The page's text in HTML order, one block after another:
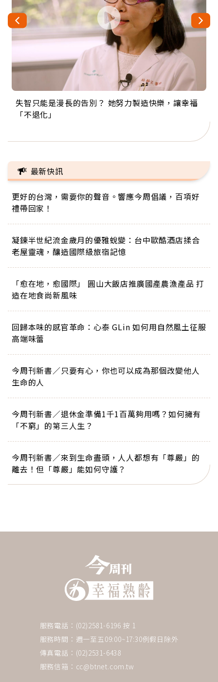
失智只能是漫長的告別？ 她努力製造快樂，讓幸福
「不退化」
來自剛果的巧克力神父 為台灣奉獻36年 「台灣是我
的家，我連作夢都講台語！」
63歲卸矽谷副總、搬回台灣找快樂！「蛋黃哥小
丑」走進安養院，逗樂上萬爺奶：退休後才開始真
104歲打破金氏世界紀錄 成為全球最年長羽球選
手，分享長壽的秘密原來是「這個」
事業巔峰他選擇追夢…黑手阿伯拉小提琴還登上小
巨蛋！連CNN都大讚！
最新快訊
更好的台灣，需要你的聲音。響應今周倡議，百項好
禮帶回家！
凝鍊半世紀流金歲月的優雅蛻變：台中歐酷酒店揉合
老屋靈魂，釀造國際級旅宿記憶
「愈在地，愈國際」 圓山大飯店推廣國產農漁產品 打
造在地食尚新風味
回歸本味的感官革命：心泰 GLin 如何用自然風土征服
高端味蕾
今周刊新書／只要有心，你也可以成為那個改變他人
生命的人
今周刊新書／退休金準備1千1百萬夠用嗎？如何擁有
「不窮」的第三人生？
今周刊新書／來到生命盡頭，人人都想有「尊嚴」的
離去！但「尊嚴」能如何守護？
服務電話：(02)2581-6196 按 1
服務時間：週一至五09:00~17:30例假日除外
傳真電話：(02)2531-6438
服務信箱： cc@btnet.com.tw